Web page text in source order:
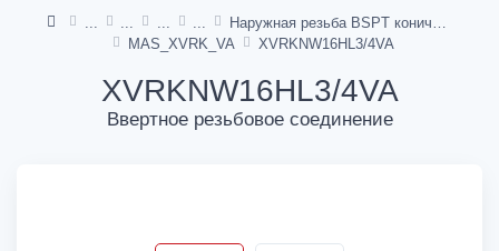
MAS_XVRK_VA
XVRKNW16HL3/4VA
XVRKNW16HL3/4VA
Ввертное резьбовое соединение